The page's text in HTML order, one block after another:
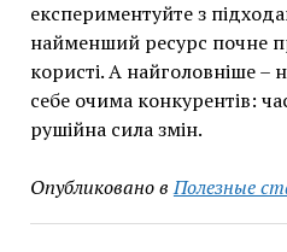
експериментуйте з
найменший ресурс почне
користі. А найголовніше –
себе очима конкурентів:
рушійна сила змін.
Опубликовано в Полезные